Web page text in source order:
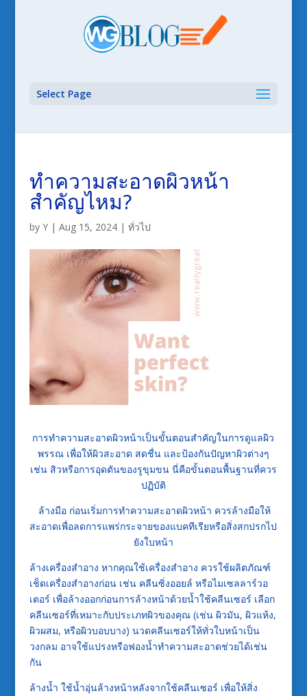
Select Page
ทำความสะอาดผิวหน้า
สำคัญไหม?
by Y| Aug 15, 2024| ทั่วไป
การทำความสะอาดผิวหน้าเป็นขั้นตอนสำคัญในการดูแลผิว
พรรณ เพื่อให้ผิวสะอาด สดชื่น และป้องกันปัญหาผิวต่างๆ
เช่น สิวหรือการอุดตันของรูขุมขน นี่คือขั้นตอนพื้นฐานที่ควร
ปฏิบัติ
ล้างมือ ก่อนเริ่มการทำความสะอาดผิวหน้า ควรล้างมือให้
สะอาดเพื่อลดการแพร่กระจายของแบคทีเรียหรือสิ่งสกปรกไป
ยังใบหน้า
ล้างเครื่องสำอาง หากคุณใช้เครื่องสำอาง ควรใช้ผลิตภัณฑ์
เช็ดเครื่องสำอางก่อน เช่น คลีนซิ่งออยล์ หรือไมเซลลาร์วอ
เตอร์ เพื่อล้างออกก่อนการล้างหน้าด้วยน้ำใช้คลีนเซอร์ เลือก
คลีนเซอร์ที่เหมาะกับประเภทผิวของคุณ (เช่น ผิวมัน, ผิวแห้ง,
ผิวผสม, หรือผิวบอบบาง) นวดคลีนเซอร์ให้ทั่วใบหน้าเป็น
วงกลม อาจใช้แปรงหรือฟองน้ำทำความสะอาดช่วยได้เช่น
กัน
ล้างน้ำ ใช้น้ำอุ่นล้างหน้าหลังจากใช้คลีนเซอร์ เพื่อให้สิ่ง